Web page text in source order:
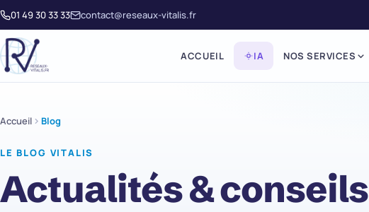
01 49 30 33 33 contact@reseaux-vitalis.fr
ACCUEIL IA NOS SERVICES
Accueil Blog
LE BLOG VITALIS
Actualités & conseils